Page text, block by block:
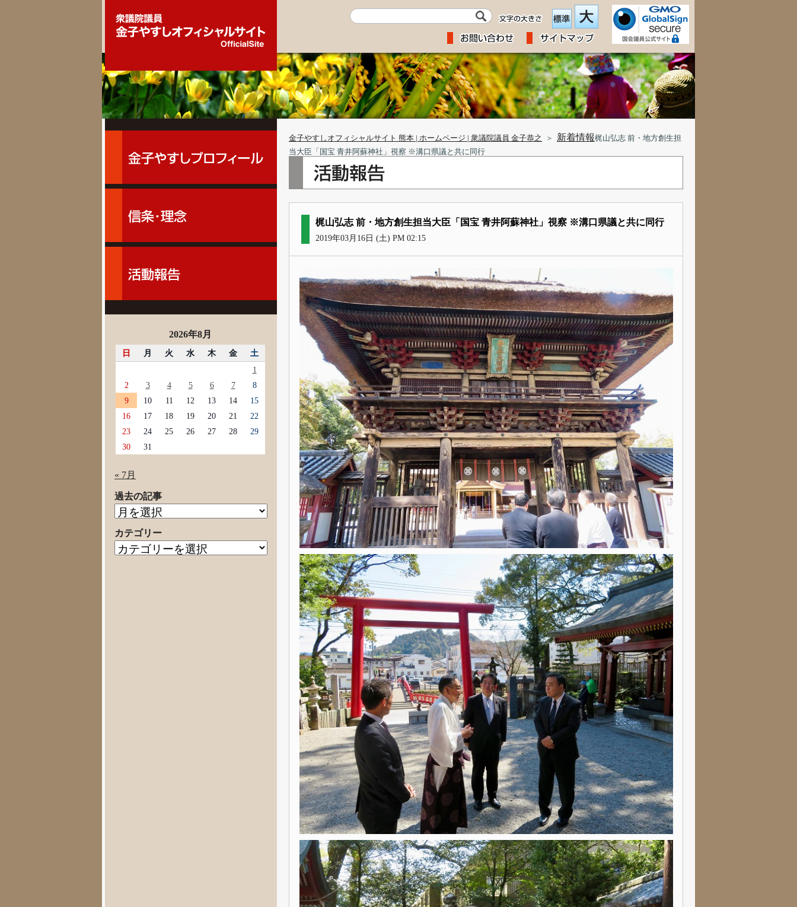
金子やすしオフィシャルサイト 熊本 | ホームページ | 衆議院議員 金子恭之 ＞ 新着情報梶山弘志 前・地方創生担
当大臣「国宝 青井阿蘇神社」視察 ※溝口県議と共に同行
梶山弘志 前・地方創生担当大臣「国宝 青井阿蘇神社」視察 ※溝口県議と共に同行
2019年03月16日 (土) PM 02:15
2026年8月
日 月 火 水 木 金
土
1
2
3 4 5 6 7
8
9
10 11 12 13 14
15
16
17 18 19 20 21
22
23
24 25 26 27 28
29
30
31
« 7月
過去の記事
過
の
記
カテゴリー
カ